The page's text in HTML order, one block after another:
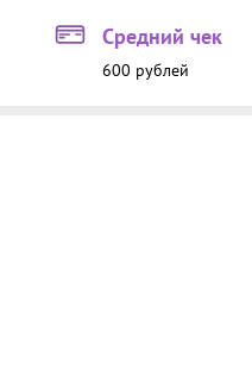
Средний чек
600 рублей